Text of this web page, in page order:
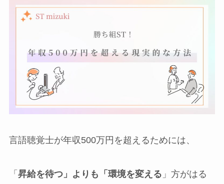
言語聴覚士が年収500万円を超えるためには、
「 昇給を待つ」よりも「環境を変える 」方がはる